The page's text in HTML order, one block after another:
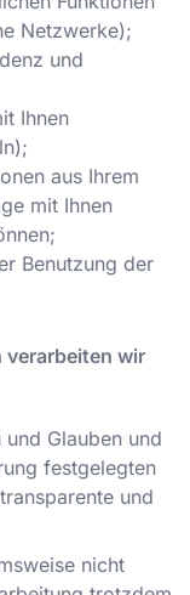
Netzwerke);
und
Ihnen
aus Ihrem
mit Ihnen
Benutzung der
verarbeiten wir
Glauben und
festgelegten
und
nicht